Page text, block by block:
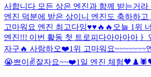
사합니다 모든 상은 엔진과 함께 받는거라
엔진 덕분에 받은 상이니 엔진도 축하하고
고마워요 엔진 최고다잉♥️♥️🔥🔥 오늘 1위
엔진!!! 이번 활동 첫 트로피다아아아아ㅏ
자구🔥 사랑하오❤️1위 고마워요~~~~~~~
😭쁘이✌️잘자요~~❤️1일 엔진 체험🖤♟️🕷